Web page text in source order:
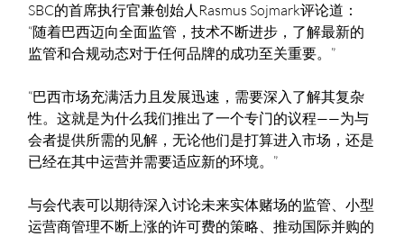
SBC的首席执行官兼创始人Rasmus Sojmark评论道：
“随着巴西迈向全面监管，技术不断进步，了解最新的
监管和合规动态对于任何品牌的成功至关重要。”
“巴西市场充满活力且发展迅速，需要深入了解其复杂
性。这就是为什么我们推出了一个专门的议程——为与
会者提供所需的见解，无论他们是打算进入市场，还是
已经在其中运营并需要适应新的环境。”
与会代表可以期待深入讨论未来实体赌场的监管、小型
运营商管理不断上涨的许可费的策略、推动国际并购的